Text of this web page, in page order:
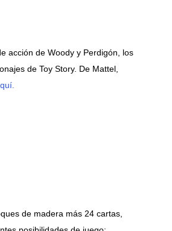
acción de Woody y Perdigón, los
de Toy Story. De Mattel,
de madera más 24 cartas,